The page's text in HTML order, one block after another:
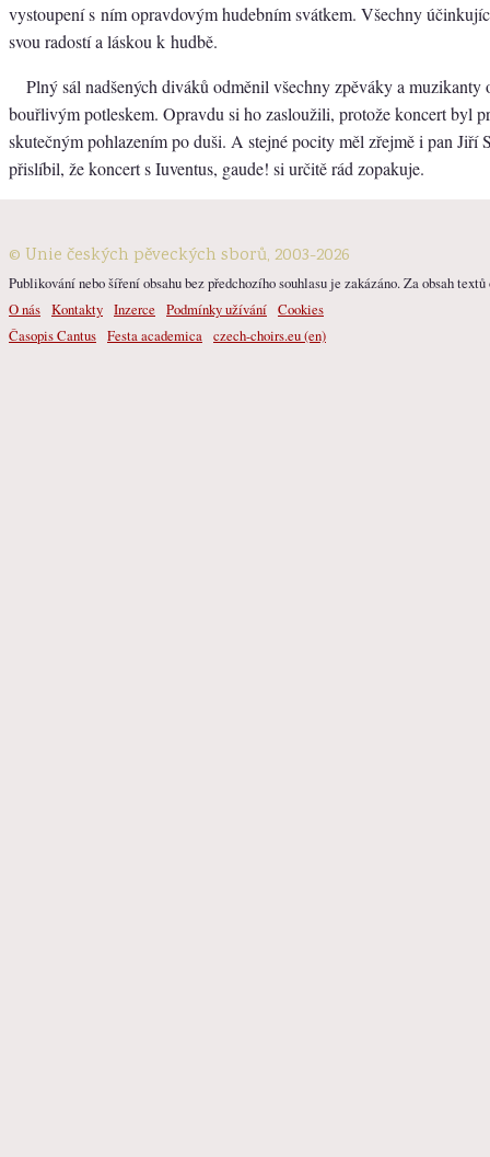
vystoupení s ním opravdovým hudebním svátkem. Všechny
svou radostí a láskou k hudbě.
Plný sál nadšených diváků odměnil všechny zpěváky a muzikanty
bouřlivým potleskem. Opravdu si ho zasloužili, protože koncert byl
skutečným pohlazením po duši. A stejné pocity měl zřejmě i pan Jiří
přislíbil, že koncert s Iuventus, gaude! si určitě rád zopakuje.
© Unie českých pěveckých sborů, 2003-2026
Publikování nebo šíření obsahu bez předchozího souhlasu je zakázáno. Za obsah
O nás Kontakty Inzerce Podmínky užívání Cookies
Časopis Cantus Festa academica czech-choirs.eu (en)